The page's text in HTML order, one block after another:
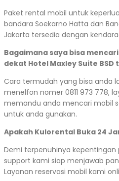
Paket rental mobil untuk
bandara Soekarno Hatta dan
Jakarta tersedia dengan
Bagaimana saya bisa
dekat Hotel Maxley Suite
Cara termudah yang bisa anda
menelfon nomer 0811 973 778,
memandu anda mencari mobil
untuk anda gunakan.
Apakah Kulorental Buka 24
Demi terpenuhinya
support kami siap menjawab
Layanan reservasi mobil kami